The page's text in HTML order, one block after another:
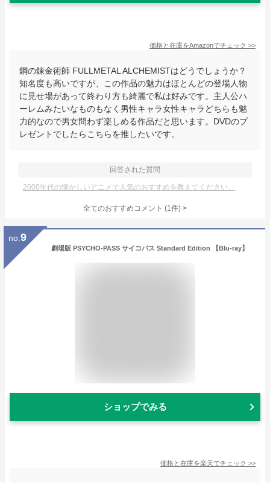
価格と在庫をAmazonでチェック >>
鋼の錬金術師 FULLMETAL ALCHEMISTはどうでしょうか？
知名度も高いですが、この作品の魅力はほとんどの登場人物
に見せ場があって終わり方も綺麗で私は好みです。主人公ハ
ーレムみたいなものもなく男性キャラ女性キャラどちらも魅
力的なので男女問わず楽しめる作品だと思います。DVDのプ
レゼントでしたらこちらを推したいです。
回答された質問
2000年代の懐かしいアニメで人気のおすすめを教えてください。
全てのおすすめコメント (1件) >
no. 9
劇場版 PSYCHO-PASS サイコパス Standard Edition 【Blu-ray】
ショップでみる
価格と在庫を楽天でチェック >>